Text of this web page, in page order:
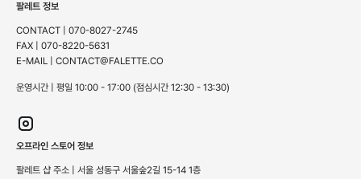
팔레트 정보
CONTACT | 070-8027-2745
FAX | 070-8220-5631
E-MAIL | CONTACT@FALETTE.CO
운영시간 | 평일 10:00 - 17:00 (점심시간 12:30 - 13:30)
오프라인 스토어 정보
팔레트 샵 주소 | 서울 성동구 서울숲2길 15-14 1층